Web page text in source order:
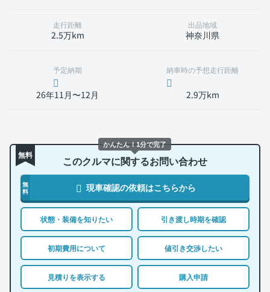
走行距離
2.5万km
出品地域
神奈川県
予定納期
26年11月〜12月
納車時の予想走行距離
2.9万km
無料 このクルマに関するお問い合わせ
無
料
現車確認の依頼はこちらから
状態・装備を知りたい 引き渡し時期を確認
初期費用について 値引き交渉したい
見積りを表示する 購入申請
かんたん！1分で完了